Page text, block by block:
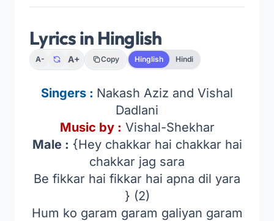
Lyrics in Hinglish
A- A+ Copy Hinglish Hindi
Singers : Nakash Aziz and Vishal
Dadlani
Music by : Vishal-Shekhar
Male : {Hey chakkar hai chakkar hai
chakkar jag sara
Be fikkar hai fikkar hai apna dil yara
} (2)
Hum ko garam garam galiyan garam